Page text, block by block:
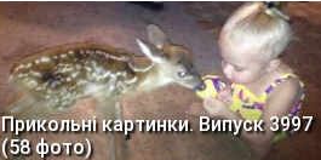
Прикольні картинки. Випуск 3997
(58 фото)